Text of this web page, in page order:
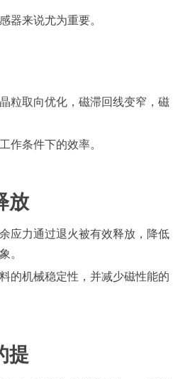
器来说尤为重要。
粒取向优化，磁滞回线变窄，磁
作条件下的效率。
放
应力通过退火被有效释放，降低
。
的机械稳定性，并减少磁性能的
提